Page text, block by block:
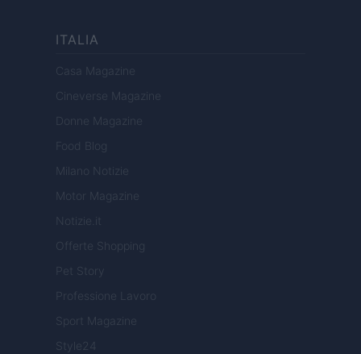
ITALIA
Casa Magazine
Cineverse Magazine
Donne Magazine
Food Blog
Milano Notizie
Motor Magazine
Notizie.it
Offerte Shopping
Pet Story
Professione Lavoro
Sport Magazine
Style24